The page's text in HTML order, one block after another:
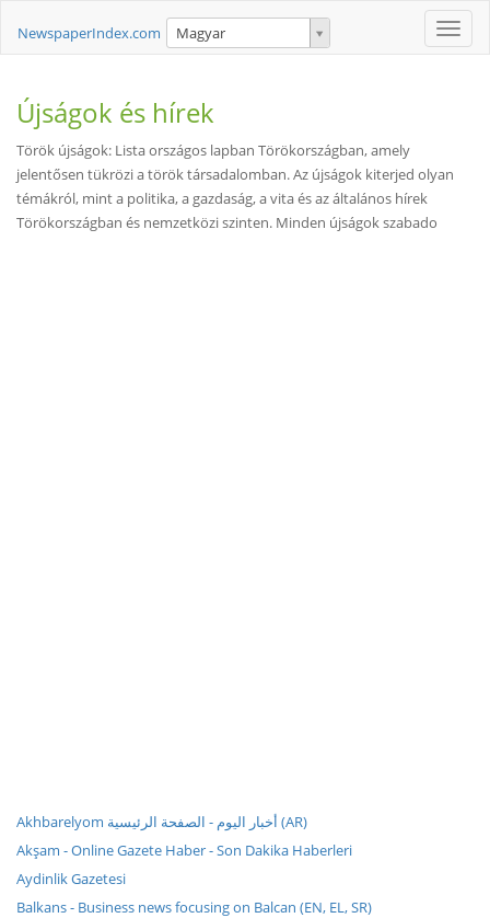
Toggle
NewspaperIndex.com Magyar
Újságok és hírek
Török újságok: Lista országos lapban Törökországban, amely
jelentősen tükrözi a török társadalomban. Az újságok kiterjed olyan
témákról, mint a politika, a gazdaság, a vita és az általános hírek
Törökországban és nemzetközi szinten. Minden újságok szabado
Akhbarelyom أخبار اليوم - الصفحة الرئيسية (AR)
Akşam - Online Gazete Haber - Son Dakika Haberleri
Aydinlik Gazetesi
Balkans - Business news focusing on Balcan (EN, EL, SR)